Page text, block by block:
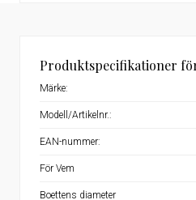
Produktspecifikationer
Märke:
Modell/Artikelnr.:
EAN-nummer:
För Vem
Boettens diameter